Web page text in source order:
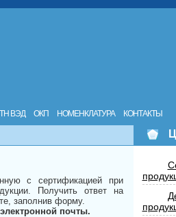
ТН ВЭД ОКП НОМЕНКЛАТУРА КОНТАКТЫ
с сертификацией при
Получить ответ на
заполнив форму.
почты.